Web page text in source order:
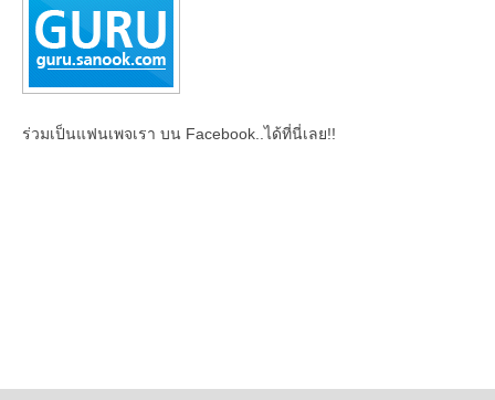
ร่วมเป็นแฟนเพจเรา บน Facebook..ได้ที่นี่เลย!!